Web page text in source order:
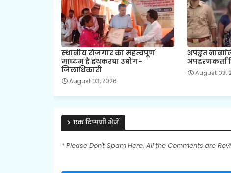
स्‍थानीय रोजगार का महत्‍वपूर्ण
माध्‍यम है हथकरघा उद्योग-
जिलाधिकारी
August 03, 2026
अपहृत
अपहरणकर्ता
August 03,
एक टिप्पणी भेजें
* Please Don't Spam Here. All the Comments are